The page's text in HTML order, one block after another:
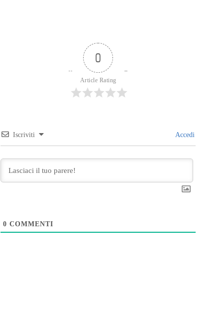
0
Article Rating
Iscriviti Accedi
0 COMMENTI